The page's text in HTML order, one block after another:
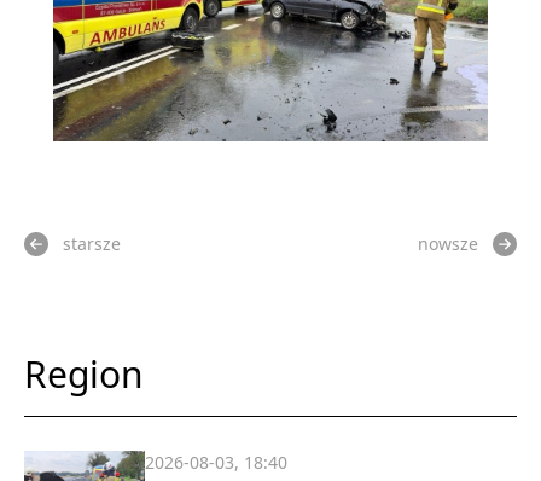
starsze nowsze
Region
2026-08-03, 18:40